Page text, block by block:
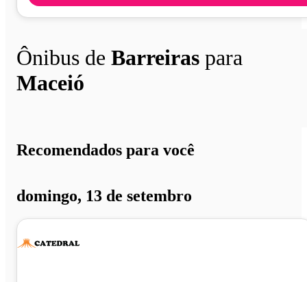
Ônibus de Barreiras para
Maceió
Recomendados para você
domingo, 13 de setembro